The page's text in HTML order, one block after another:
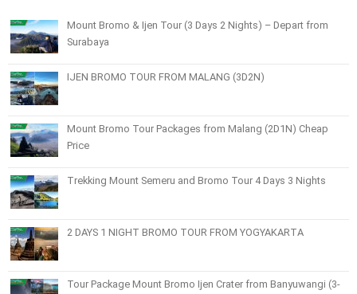
Mount Bromo & Ijen Tour (3 Days 2 Nights) – Depart from
Surabaya
IJEN BROMO TOUR FROM MALANG (3D2N)
Mount Bromo Tour Packages from Malang (2D1N) Cheap
Price
Trekking Mount Semeru and Bromo Tour 4 Days 3 Nights
2 DAYS 1 NIGHT BROMO TOUR FROM YOGYAKARTA
Tour Package Mount Bromo Ijen Crater from Banyuwangi (3-